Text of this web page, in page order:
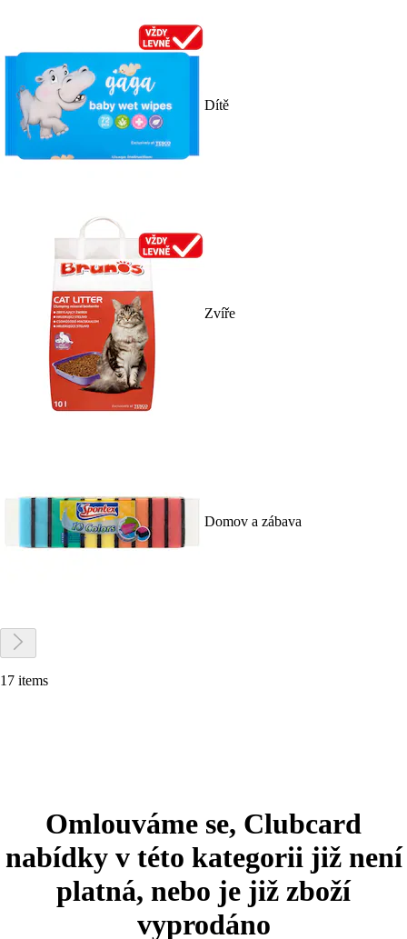
Dítě
Zvíře
Domov a zábava
17 items
Omlouváme se, Clubcard
nabídky v této kategorii již není
platná, nebo je již zboží
vyprodáno